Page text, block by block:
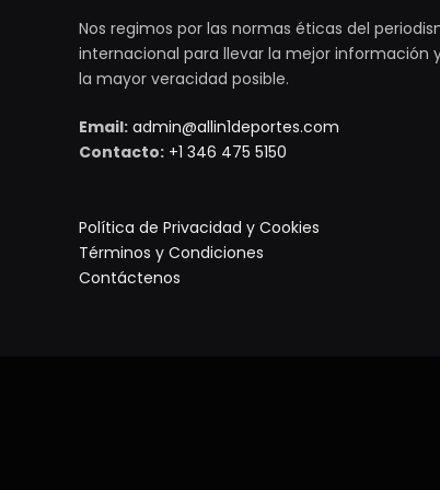
Nos regimos por las normas éticas del
internacional para llevar la mejor información
la mayor veracidad posible.
Email: admin@allin1deportes.com
Contacto: +1 346 475 5150
Política de Privacidad y Cookies
Términos y Condiciones
Contáctenos